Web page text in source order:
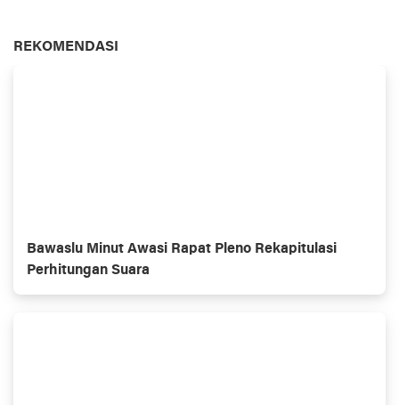
REKOMENDASI
Bawaslu Minut Awasi Rapat Pleno Rekapitulasi
Perhitungan Suara